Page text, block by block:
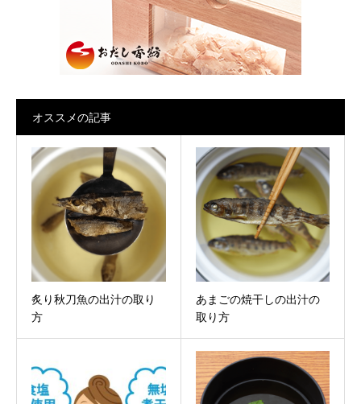
オススメの記事
炙り秋刀魚の出汁の取り
方
あまごの焼干しの出汁の
取り方